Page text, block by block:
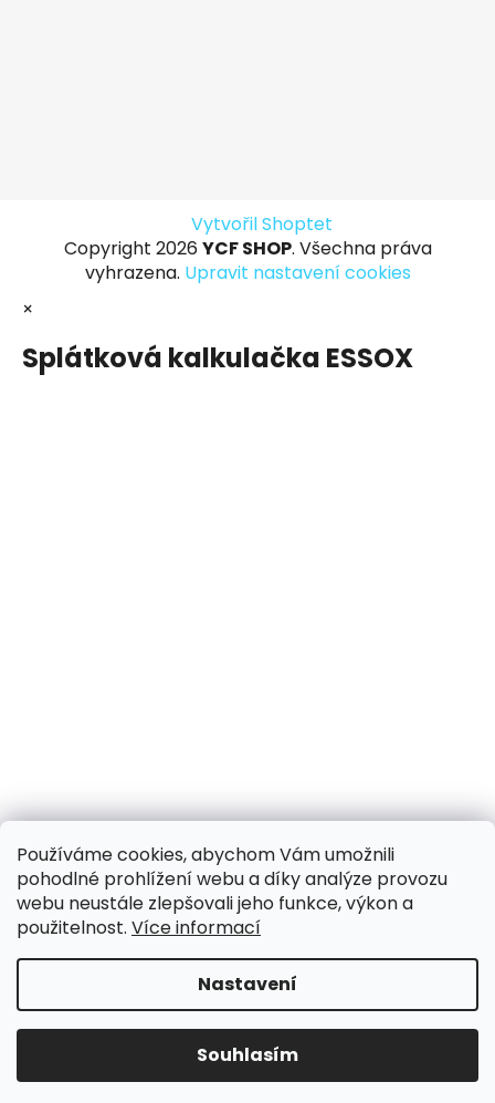
Používáme cookies, abychom Vám umožnili
pohodlné prohlížení webu a díky analýze provozu
webu neustále zlepšovali jeho funkce, výkon a
použitelnost. Více informací
Nastavení
Souhlasím
31.7.-8.8. DOVOLENÁ, objednávky a dotazy vyřídíme
po dovolené. Během dovolené nevyřizujeme
Vytvořil Shoptet
Copyright 2026 YCF SHOP. Všechna práva
vyhrazena. Upravit nastavení cookies
×
Splátková kalkulačka ESSOX